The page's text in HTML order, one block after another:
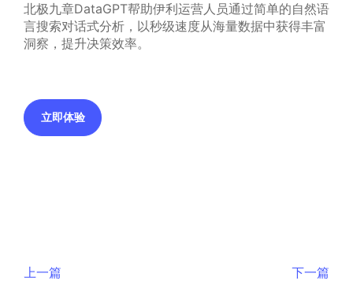
北极九章DataGPT帮助伊利运营人员通过简单的自然语
言搜索对话式分析，以秒级速度从海量数据中获得丰富
洞察，提升决策效率。
立即体验
上一篇 下一篇